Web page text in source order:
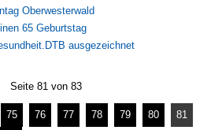
Oberwesterwald
65 Geburtstag
ausgezeichnet
Seite 81 von 83
75 76 77 78 79 80
81